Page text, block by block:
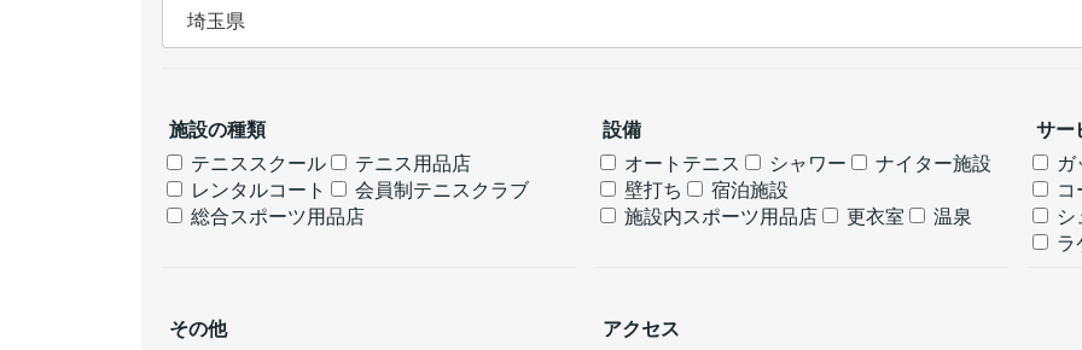
施設の種類
テニススクール
テニス用品店
レンタルコート
会員制テニスクラブ
総合スポーツ用品店
設備
オートテニス
シャワー
ナイター施設
壁打ち
宿泊施設
施設内スポーツ用品店
更衣室 温泉
サー
ガ
コ
シ
ラ
その他 アクセス